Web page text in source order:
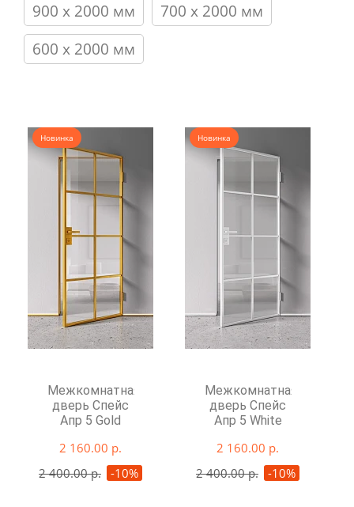
900 х 2000 мм
700 х 2000 мм
600 х 2000 мм
Новинка
Межкомнатная
дверь Спейс
Апр 5 Gold
2 160.00 р.
2 400.00 р. -10%
Новинка
Межкомнатная
дверь Спейс
Апр 5 White
2 160.00 р.
2 400.00 р. -10%